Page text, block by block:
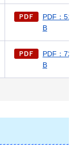
PDF：
B
PDF：
B